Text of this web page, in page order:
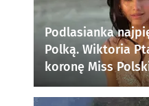
Podlasianka
Polką. Wiktoria
koronę Miss